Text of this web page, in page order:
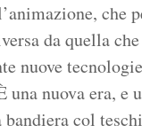
che
da quella
nuove
una nuova era, e
col